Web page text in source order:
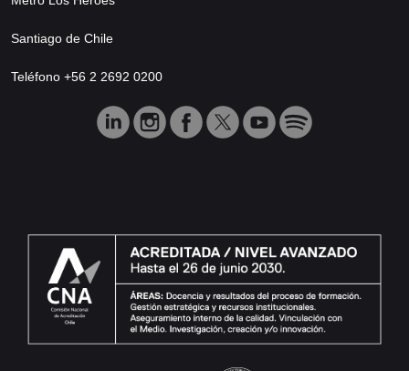
Santiago de Chile
Teléfono +56 2 2692 0200